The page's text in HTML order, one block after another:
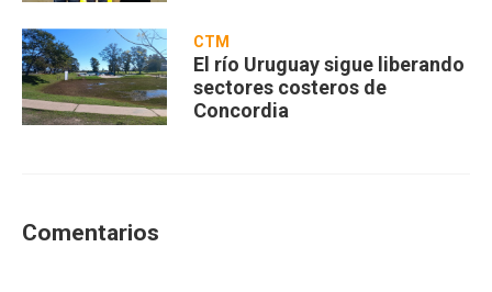
CTM
El río Uruguay sigue liberando
sectores costeros de
Concordia
Comentarios